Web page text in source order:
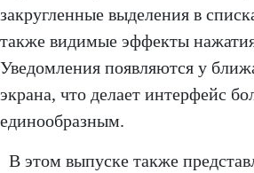
закругленные выделения в
также видимые эффекты
Уведомления появляются у
экрана, что делает интерфейс
единообразным.
В этом выпуске также